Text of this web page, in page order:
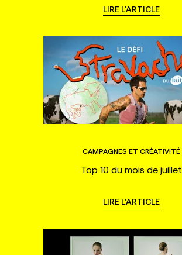
LIRE L'ARTICLE
CAMPAGNES ET CRÉATIVITÉ
Top 10 du mois de juillet
LIRE L'ARTICLE